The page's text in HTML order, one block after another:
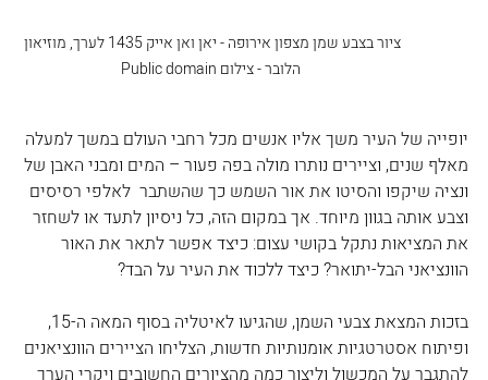
ציור בצבע שמן מצפון אירופה - יאן ואן אייק 1435 לערך, מוזיאון
הלובר - צילום Public domain
יופייה של העיר משך אליו אנשים מכל רחבי העולם במשך למעלה
מאלף שנים, וציירים נותרו מולה בפה פעור – המים ומבני האבן של
ונציה שיקפו והסיטו את אור השמש כך שהשתבר  לאלפי רסיסים
וצבע אותה בגוון מיוחד. אך במקום הזה, כל ניסיון לתעד או לשחזר
את המציאות נתקל בקושי עצום: כיצד אפשר לתאר את האור
הוונציאני הבל-יתואר? כיצד ללכוד את העיר על הבד?
בזכות המצאת צבעי השמן, שהגיעו לאיטליה בסוף המאה ה-15,
ופיתוח אסטרטגיות אומנותיות חדשות, הצליחו הציירים הוונציאנים
להתגבר על המכשול וליצור כמה מהציורים החשובים ויקרי הערך